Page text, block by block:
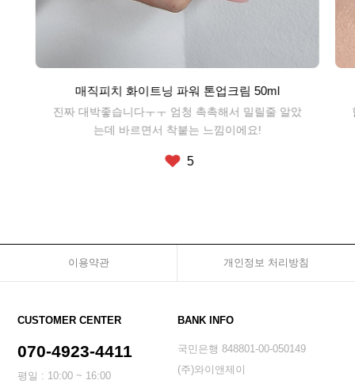
매직피치 화이트닝 파워 톤업크림 50ml
진짜 대박좋습니다ㅜㅜ 엄청 촉촉해서 밀릴줄 알았
는데 바르면서 착붙는 느낌이에요!
5
이용약관 개인정보 처리방침
CUSTOMER CENTER
070-4923-4411
평일 : 10:00 ~ 16:00
BANK INFO
국민은행 848801-00-050149
(주)와이앤제이